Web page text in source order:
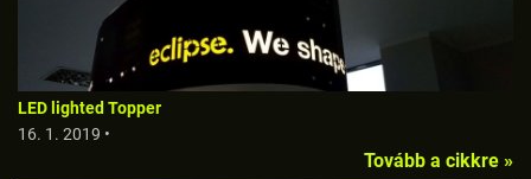
LED lighted Topper
16. 1. 2019 •
Tovább a cikkre »